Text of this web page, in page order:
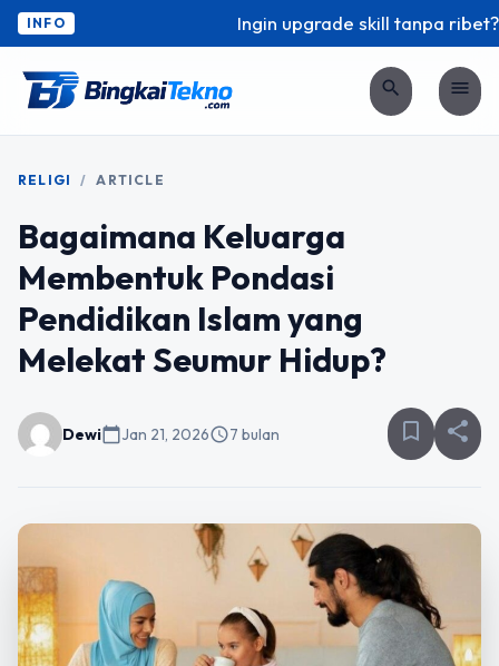
INFO Ingin upgrade skill tanpa ribet?
search menu
RELIGI / ARTICLE
Bagaimana Keluarga
Membentuk Pondasi
Pendidikan Islam yang
Melekat Seumur Hidup?
Dewicalendar_todayJan 21, 2026schedule7 bulan bookmark_border share